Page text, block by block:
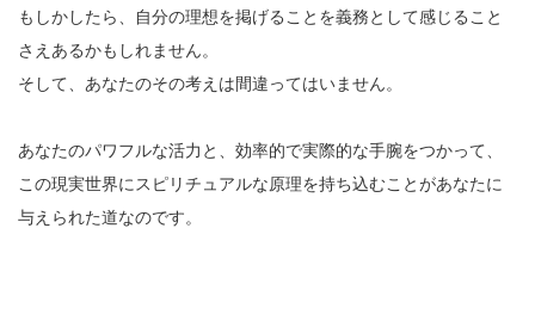
もしかしたら、自分の理想を掲げることを義務として感じること
さえあるかもしれません。
そして、あなたのその考えは間違ってはいません。
あなたのパワフルな活力と、効率的で実際的な手腕をつかって、
この現実世界にスピリチュアルな原理を持ち込むことがあなたに
与えられた道なのです。